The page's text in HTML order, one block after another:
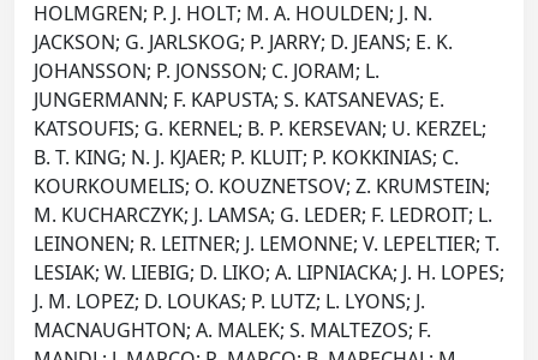
HOLMGREN; P. J. HOLT; M. A. HOULDEN; J. N.
JACKSON; G. JARLSKOG; P. JARRY; D. JEANS; E. K.
JOHANSSON; P. JONSSON; C. JORAM; L.
JUNGERMANN; F. KAPUSTA; S. KATSANEVAS; E.
KATSOUFIS; G. KERNEL; B. P. KERSEVAN; U. KERZEL;
B. T. KING; N. J. KJAER; P. KLUIT; P. KOKKINIAS; C.
KOURKOUMELIS; O. KOUZNETSOV; Z. KRUMSTEIN;
M. KUCHARCZYK; J. LAMSA; G. LEDER; F. LEDROIT; L.
LEINONEN; R. LEITNER; J. LEMONNE; V. LEPELTIER; T.
LESIAK; W. LIEBIG; D. LIKO; A. LIPNIACKA; J. H. LOPES;
J. M. LOPEZ; D. LOUKAS; P. LUTZ; L. LYONS; J.
MACNAUGHTON; A. MALEK; S. MALTEZOS; F.